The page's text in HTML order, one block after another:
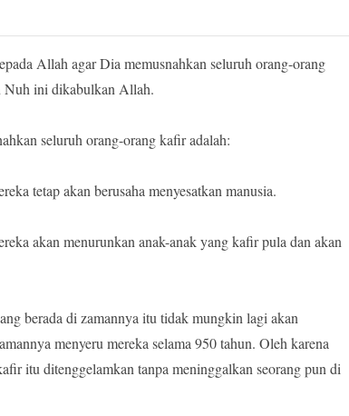
Allah agar Dia memusnahkan seluruh orang-orang
Nuh ini dikabulkan Allah.
seluruh orang-orang kafir adalah:
tetap akan berusaha menyesatkan manusia.
akan menurunkan anak-anak yang kafir pula dan akan
berada di zamannya itu tidak mungkin lagi akan
menyeru mereka selama 950 tahun. Oleh karena
itu ditenggelamkan tanpa meninggalkan seorang pun di